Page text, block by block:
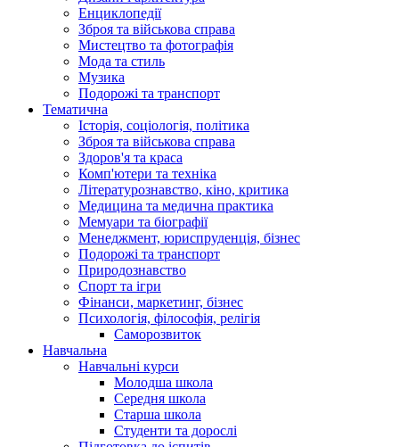
Енциклопедії
Зброя та військова справа
Мистецтво та фотографія
Мода та стиль
Музика
Подорожі та транспорт
Тематична
Історія, соціологія, політика
Зброя та військова справа
Здоров'я та краса
Комп'ютери та техніка
Літературознавство, кіно, критика
Медицина та медична практика
Мемуари та біографії
Менеджмент, юриспруденція, бізнес
Подорожі та транспорт
Природознавство
Спорт та ігри
Фінанси, маркетинг, бізнес
Психологія, філософія, релігія
Саморозвиток
Навчальна
Навчальні курси
Молодша школа
Середня школа
Старша школа
Студенти та дорослі